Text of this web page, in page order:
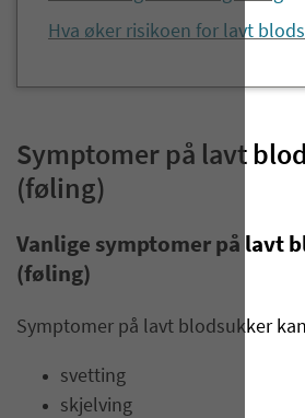
Hva øker risikoen for lavt
Symptomer på lavt
(føling)
Vanlige symptomer på lavt
(føling)
Symptomer på lavt blodsukker
svetting
skjelving